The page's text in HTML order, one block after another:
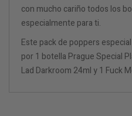
con mucho cariño todos los
especialmente para ti.
Este pack de poppers
por 1 botella Prague Special
Lad Darkroom 24ml y 1 Fuck